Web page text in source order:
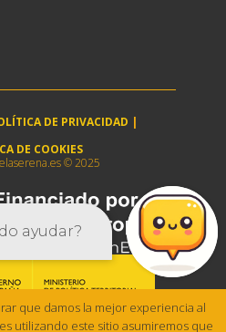
DE PRIVACIDAD |
DE COOKIES
© 2025
que damos la mejor experiencia al
utilizando este sitio asumiremos que